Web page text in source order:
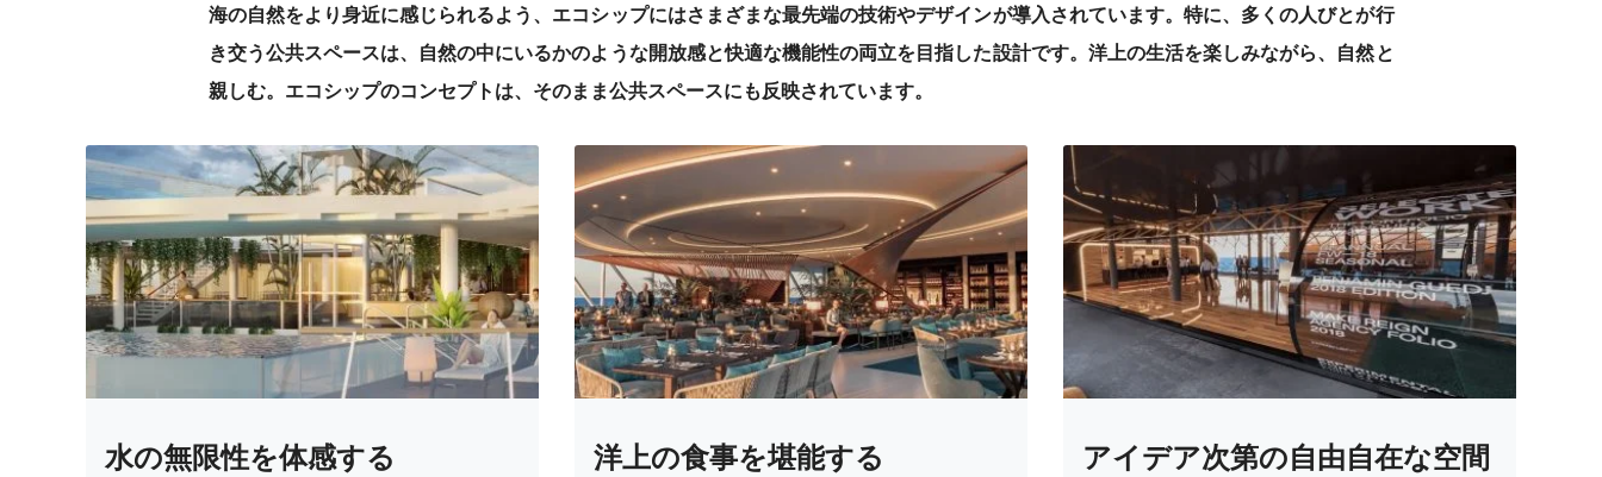
海の自然をより身近に感じられるよう、エコシップにはさまざまな最先端の技術やデザインが導入されています。特に、多くの人びとが行
き交う公共スペースは、自然の中にいるかのような開放感と快適な機能性の両立を目指した設計です。洋上の生活を楽しみながら、自然と
親しむ。エコシップのコンセプトは、そのまま公共スペースにも反映されています。
水の無限性を体感する 洋上の食事を堪能する アイデア次第の自由自在な空間